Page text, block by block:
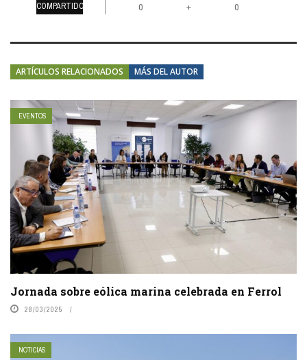
COMPARTIDOS 0 + 0
ARTÍCULOS RELACIONADOS MÁS DEL AUTOR
EVENTOS
Jornada sobre eólica marina celebrada en Ferrol
28/03/2025
NOTICIAS